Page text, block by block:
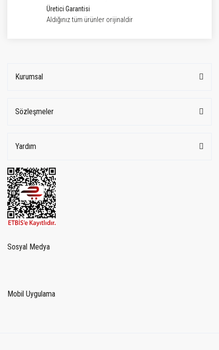
Üretici Garantisi
Aldığınız tüm ürünler orijinaldir
Kurumsal
Sözleşmeler
Yardım
Sosyal Medya
Mobil Uygulama